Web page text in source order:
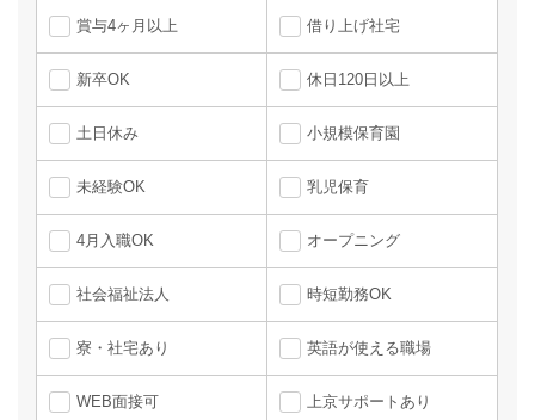
賞与4ヶ月以上 借り上げ社宅
新卒OK 休日120日以上
土日休み 小規模保育園
未経験OK 乳児保育
4月入職OK オープニング
社会福祉法人 時短勤務OK
寮・社宅あり 英語が使える職場
WEB面接可 上京サポートあり